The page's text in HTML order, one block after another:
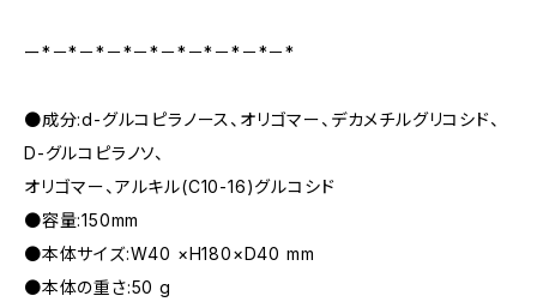
ー*－*－*－*－*－*－*－*－*－*
●成分:d-グルコピラノース、オリゴマー、デカメチルグリコシド、
D-グルコピラノソ、
オリゴマー、アルキル(C10-16)グルコシド
●容量:150mm
●本体サイズ:W40 ×H180×D40 mm
●本体の重さ:50 g